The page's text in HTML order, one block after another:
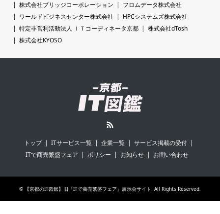
株式会社ブリッジコーポレーション
フロムデータ株式会社
ワールドビジネスセンター株式会社
HPCシステムズ株式会社
特定非営利活動法人 ＩＴコーディネータ京都
株式会社dTosh
株式会社KYOSO
トップ ITサービス一覧 企業一覧
サービス掲載の受付
ITで商売繁盛フェア
ポリシー お知らせ お問い合わせ
© 【京都のIT図鑑】旧「ITで商売繁盛フェア」展示会サイト. All Rights Reserved.